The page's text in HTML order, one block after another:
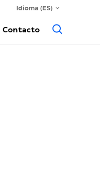
Idioma (ES)
Contacto